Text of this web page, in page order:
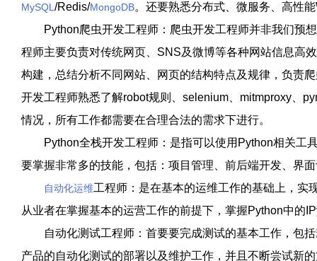
MySQL /Redis/MongoDB。还要熟悉分布式、微服务、高性
Python爬虫开发工程师：爬虫开发工程师并非我们预想
程师主要负责对传统网页、SNS及微博等各种网站信息高
构建，总结分析不同网站、网页的结构特点及规律，负责
开发工程师熟悉了解robot规则、selenium、mitmproxy、
情况，所有工作都需要在合理合法的需求下进行。
Python全栈开发工程师：是指可以使用Python相关工
要掌握非常多的技能，包括：项目管理、前后端开发、界
自动化运维工程师：是在基本的运维工作的基础上，实
从业者在掌握基本的运营工作的前提下，掌握Python中的
自动化测试工程师：首要要完成测试的基本工作，包括
产品的自动化测试的部署以及维护工作，并且不断尝试新